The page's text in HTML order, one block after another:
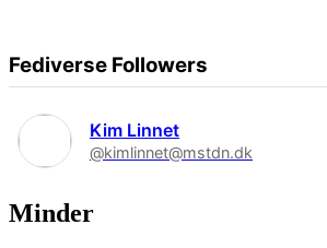
Fediverse Followers
Kim Linnet
@kimlinnet@mstdn.dk
Minder